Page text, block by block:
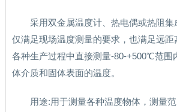
采用双金属温度计、热电偶或热阻
仅满足现场温度测量的要求，也满足远
各种生产过程中直接测量-80-+500℃范围
体介质和固体表面的温度。
用途:用于测量各种温度物体，测量